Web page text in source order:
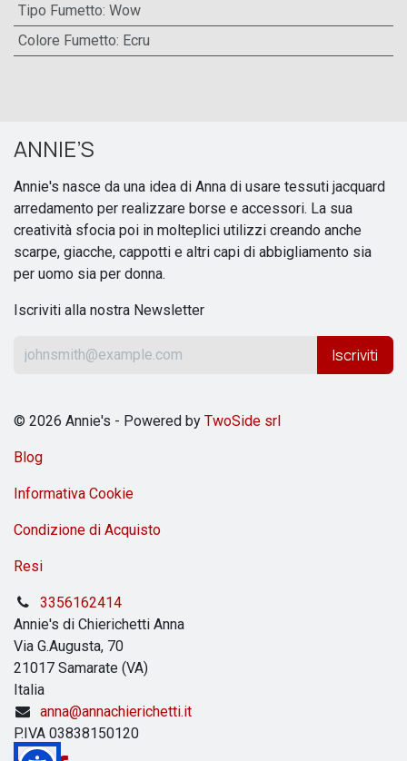
Tipo Fumetto: Wow
Colore Fumetto: Ecru
ANNIE’S
Annie's nasce da una idea di Anna di usare tessuti jacquard
arredamento per realizzare borse e accessori. La sua
creatività sfocia poi in molteplici utilizzi creando anche
scarpe, giacche, cappotti e altri capi di abbigliamento sia
per uomo sia per donna.
Iscriviti alla nostra Newsletter
Iscriviti
© 2026 Annie's - Powered by TwoSide srl
Blog
Informativa Cookie
Condizione di Acquisto
Resi
3356162414
Annie's di Chierichetti Anna
Via G.Augusta, 70
21017 Samarate (VA)
Italia
anna@annachierichetti.it
P.IVA 03838150120